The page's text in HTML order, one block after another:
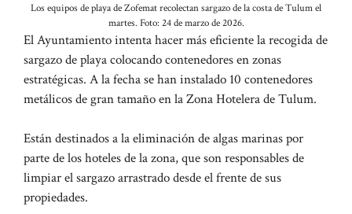
Los equipos de playa de Zofemat recolectan sargazo de la costa de Tulum el
martes. Foto: 24 de marzo de 2026.
El Ayuntamiento intenta hacer más eficiente la recogida de
sargazo de playa colocando contenedores en zonas
estratégicas. A la fecha se han instalado 10 contenedores
metálicos de gran tamaño en la Zona Hotelera de Tulum.
Están destinados a la eliminación de algas marinas por
parte de los hoteles de la zona, que son responsables de
limpiar el sargazo arrastrado desde el frente de sus
propiedades.